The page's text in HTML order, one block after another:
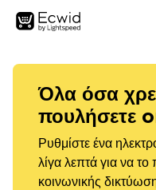
Όλα όσα
πουλήσετε
Ρυθμίστε ένα
λίγα λεπτά για να
κοινωνικής